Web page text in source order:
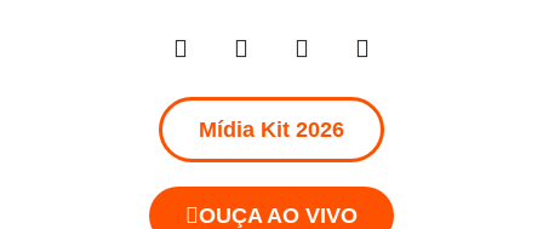
Mídia Kit 2026
OUÇA AO VIVO